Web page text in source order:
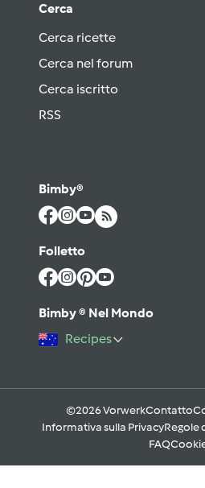
Cerca
Cerca ricette
Cerca nel forum
Cerca iscritto
RSS
Bimby®
Folletto
Bimby ® Nel Mondo
Recipes
©2026 VorwerkContatto
Informativa sulla PrivacyRegole
FAQ